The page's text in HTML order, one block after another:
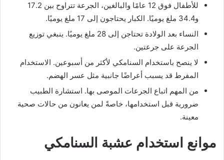
للأطفال فوق 12 عامًا والبالغين، الجرعة تتراوح بين 17.2
و34.4 ملغ يوميًا. الكبار يحتاجون إلى 17 ملغ يوميًا.
النساء بعد الولادة تحتاجن إلى 28 ملغ يوميًا. ينبغي توزيع
الجرعة على جرعتين.
لا ينصح باستخدام السنامكي لأكثر من أسبوعين. الاستخدام
المفرط قد يسبب أعراضًا جانبية مثل عسر الهضم.
من المهم اتباع الجرعات الموصى بها. استشارة الطبيب
ضرورية قبل استخدامها، خاصةً لمن يعانون من حالات صحية
معينة.
موانع استخدام عشبة السنامكي